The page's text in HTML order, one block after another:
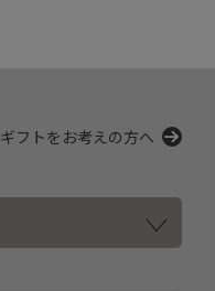
ギフトをお考えの方へ